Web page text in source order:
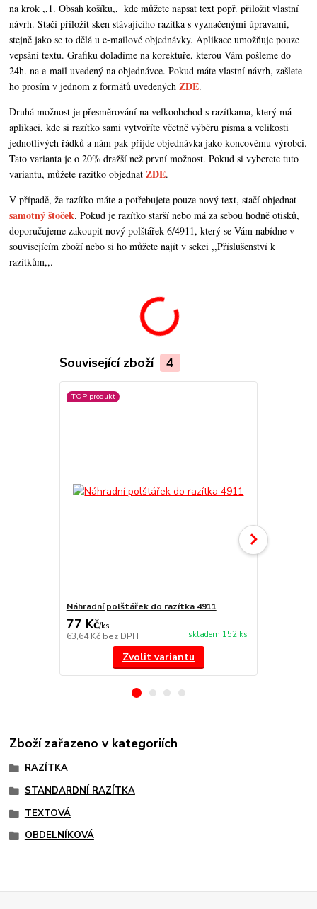
na krok ,,1. Obsah košíku,, kde můžete napsat text popř. přiložit vlastní
návrh. Stačí přiložit sken stávajícího razítka s vyznačenými úpravami,
stejně jako se to dělá u e-mailové objednávky. Aplikace umožňuje pouze
vepsání textu. Grafiku doladíme na korektuře, kterou Vám pošleme do
24h. na e-mail uvedený na objednávce. Pokud máte vlastní návrh,zašlete
ho prosím v jednom z formátů uvedenýchZDE.
Druhá možnost je přesměrování na velkoobchod s razítkama, který má
aplikaci, kde si razítko sami vytvoříte včetně výběru písma a velikosti
jednotlivých řádků a nám pak přijde objednávka jako koncovému výrobci.
Tato varianta je o 20% dražší než první možnost. Pokud si vyberete tuto
variantu, můžete razítko objednatZDE.
V případě, že razítko máte a potřebujete pouze nový text, stačí objednat
samotný štoček. Pokud je razítko starší nebo má za sebou hodně otisků,
doporučujeme zakoupit nový polštářek 6/4911, který se Vám nabídne v
souvisejícím zboží nebo si ho můžete najít v sekci ,,Příslušenství k
razítkům,,.
Související zboží 4
TOP produkt
Náhradní polštářek do razítka 4911
77 Kč/ks
63,64 Kč bez DPH skladem 152 ks
Zvolit variantu
Zboží zařazeno v kategoriích
RAZÍTKA
STANDARDNÍ RAZÍTKA
TEXTOVÁ
OBDELNÍKOVÁ